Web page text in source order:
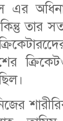
এর
তার